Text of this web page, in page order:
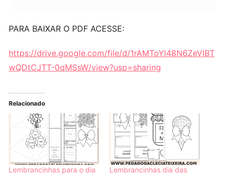
PARA BAIXAR O PDF ACESSE:
https://drive.google.com/file/d/1rAMToYl48N6ZeVIBT
wQDtCJTT-0qMSsW/view?usp=sharing
Relacionado
Lembrancinhas para o dia
Lembrancinhas dia das